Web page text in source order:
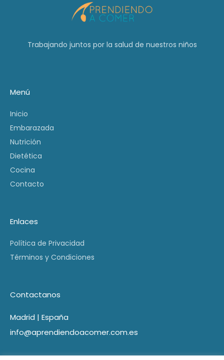
Trabajando juntos por la salud de nuestros niños
Menú
Inicio
Embarazada
Nutrición
Dietética
Cocina
Contacto
Enlaces
Política de Privacidad
Términos y Condiciones
Contactanos
Madrid | España
info@aprendiendoacomer.com.es